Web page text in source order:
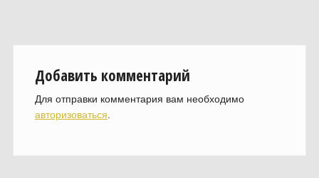
Добавить комментарий
Для отправки комментария вам необходимо
авторизоваться